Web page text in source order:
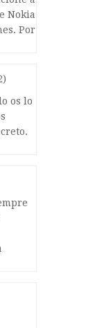
Nokia
Por
os lo